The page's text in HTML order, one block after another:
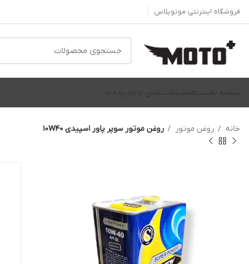
فروشگاه اینترنتی موتوپلاس
خانه روغن موتور روغن موتور سوپر پاور اسپیدی 10W40